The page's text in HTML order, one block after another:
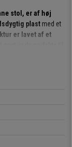
stol, er af høj
plast med et
er lavet af et
vælge den, der
bord